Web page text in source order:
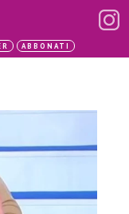
ABBONATI